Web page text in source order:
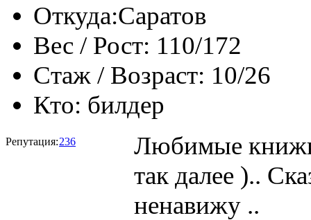
Откуда:Саратов
Вес / Рост: 110/172
Стаж / Возраст: 10/26
Кто: билдер
Репутация:236
Любимые
так далее )..
ненавижу ..